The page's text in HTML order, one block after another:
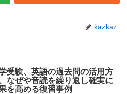
kazkaz
受験、英語の過去問の活用方
なぜや音読を繰り返し確実に
を高める復習事例